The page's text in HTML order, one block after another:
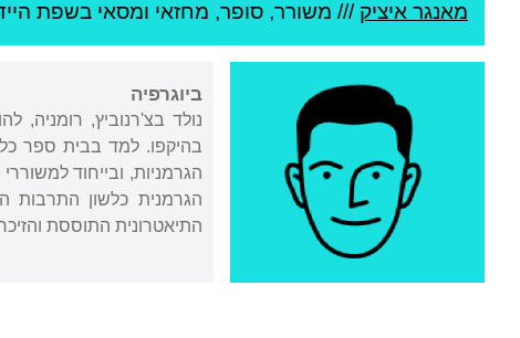
מאנגר איציק /// משורר, סופר, מחזאי ומסאי בשפת
ביוגרפיה
נולד בצ'רנוביץ, רומניה,
בהיקפו. למד בבית ספר
הגרמניות, ובייחוד
הגרמנית כלשון התרבות
התיאטרונית התוססת